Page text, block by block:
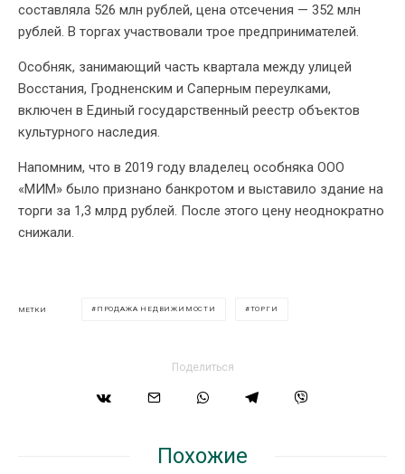
составляла 526 млн рублей, цена отсечения — 352 млн
рублей. В торгах участвовали трое предпринимателей.
Особняк, занимающий часть квартала между улицей
Восстания, Гродненским и Саперным переулками,
включен в Единый государственный реестр объектов
культурного наследия.
Напомним, что в 2019 году владелец особняка ООО
«МИМ» было признано банкротом и выставило здание на
торги за 1,3 млрд рублей. После этого цену неоднократно
снижали.
МЕТКИ ПРОДАЖА НЕДВИЖИМОСТИ ТОРГИ
Поделиться
Похожие